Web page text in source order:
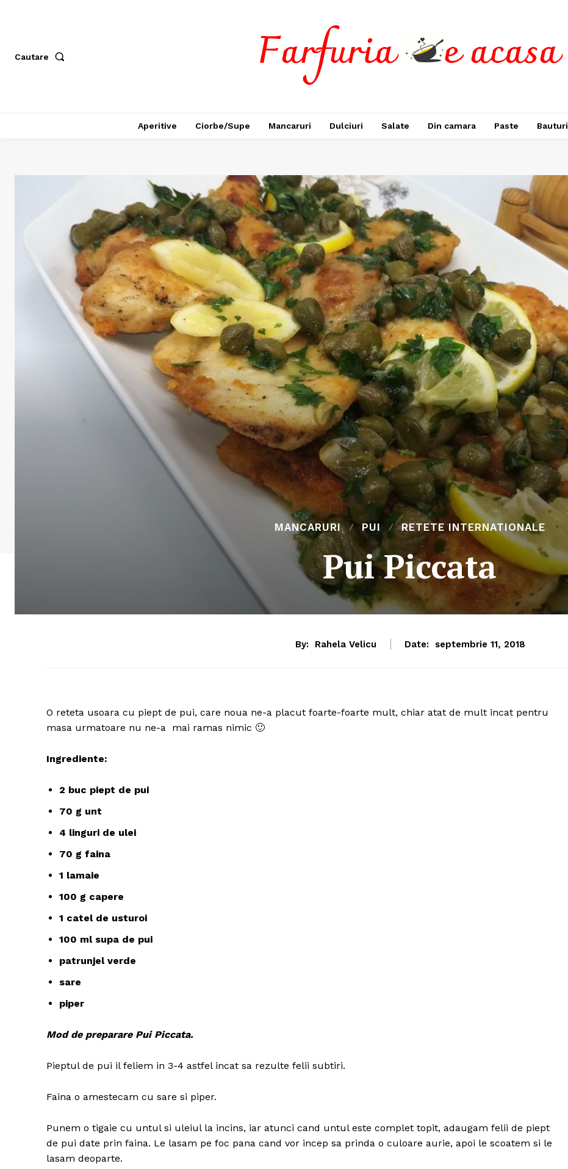
Cautare
Aperitive Ciorbe/Supe Mancaruri Dulciuri Salate Din camara Paste Bauturi
MANCARURI PUI RETETE INTERNATIONALE
Pui Piccata
By: Rahela Velicu Date: septembrie 11, 2018
O reteta usoara cu piept de pui, care noua ne-a placut foarte-foarte mult, chiar atat de mult incat pentru
masa urmatoare nu ne-a mai ramas nimic 🙂
Ingrediente:
2 buc piept de pui
70 g unt
4 linguri de ulei
70 g faina
1 lamaie
100 g capere
1 catel de usturoi
100 ml supa de pui
patrunjel verde
sare
piper
Mod de preparare Pui Piccata.
Pieptul de pui il feliem in 3-4 astfel incat sa rezulte felii subtiri.
Faina o amestecam cu sare si piper.
Punem o tigaie cu untul si uleiul la incins, iar atunci cand untul este complet topit, adaugam felii de piept
de pui date prin faina. Le lasam pe foc pana cand vor incep sa prinda o culoare aurie, apoi le scoatem si le
lasam deoparte.